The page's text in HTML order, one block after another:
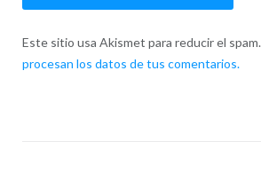
Este sitio usa Akismet para reducir el spam.
procesan los datos de tus comentarios.